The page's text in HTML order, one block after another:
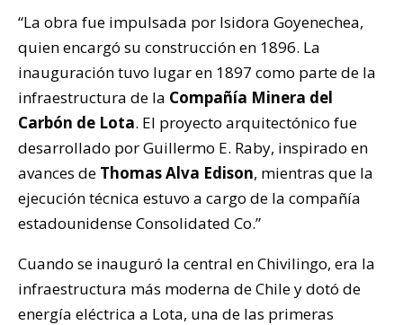
“La obra fue impulsada por Isidora Goyenechea,
quien encargó su construcción en 1896. La
inauguración tuvo lugar en 1897 como parte de la
infraestructura de la Compañía Minera del
Carbón de Lota. El proyecto arquitectónico fue
desarrollado por Guillermo E. Raby, inspirado en
avances de Thomas Alva Edison, mientras que la
ejecución técnica estuvo a cargo de la compañía
estadounidense Consolidated Co.”
Cuando se inauguró la central en Chivilingo, era la
infraestructura más moderna de Chile y dotó de
energía eléctrica a Lota, una de las primeras